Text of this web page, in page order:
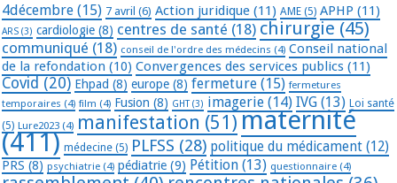
4décembre (15) 7 avril (6) Action juridique (11) AME (5) APHP (11)
ARS (3) cardiologie (8) centres de santé (18) chirurgie (45)
communiqué (18) conseil de l'ordre des médecins (4) Conseil national
de la refondation (10) Convergences des services publics (11)
Covid (20) Ehpad (8) europe (8) fermeture (15) fermetures
temporaires (4) film (4) Fusion (8) GHT(3) imagerie (14) IVG (13) Loi santé
(5) Lure2023 (4) manifestation (51) maternité
(411) médecine (5) PLFSS (28) politique du médicament (12)
PRS (8) psychiatrie (4) pédiatrie (9) Pétition (13) questionnaire (4)